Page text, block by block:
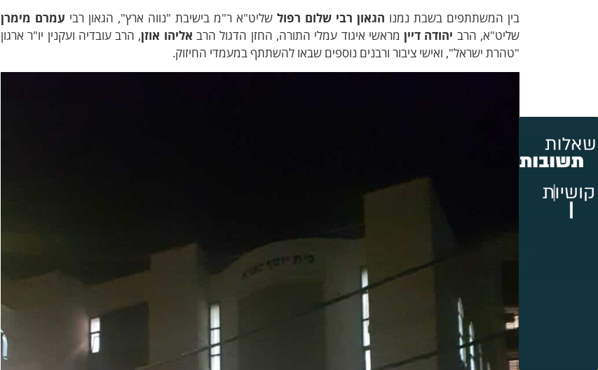
בין המשתתפים בשבת נמנו הגאון רבי שלום רפולשליט"א ר"מ בישיבת "נווה ארץ", הגאון רבי עמרם מימרן
שליט"א, הרב יהודה דייןמראשי איגוד עמלי התורה, החזן הדגול הרב אליהו אוזן, הרב עובדיה ועקנין יו"ר ארגון
"טהרת ישראל", ואישי ציבור ורבנים נוספים שבאו להשתתף במעמדי החיזוק.